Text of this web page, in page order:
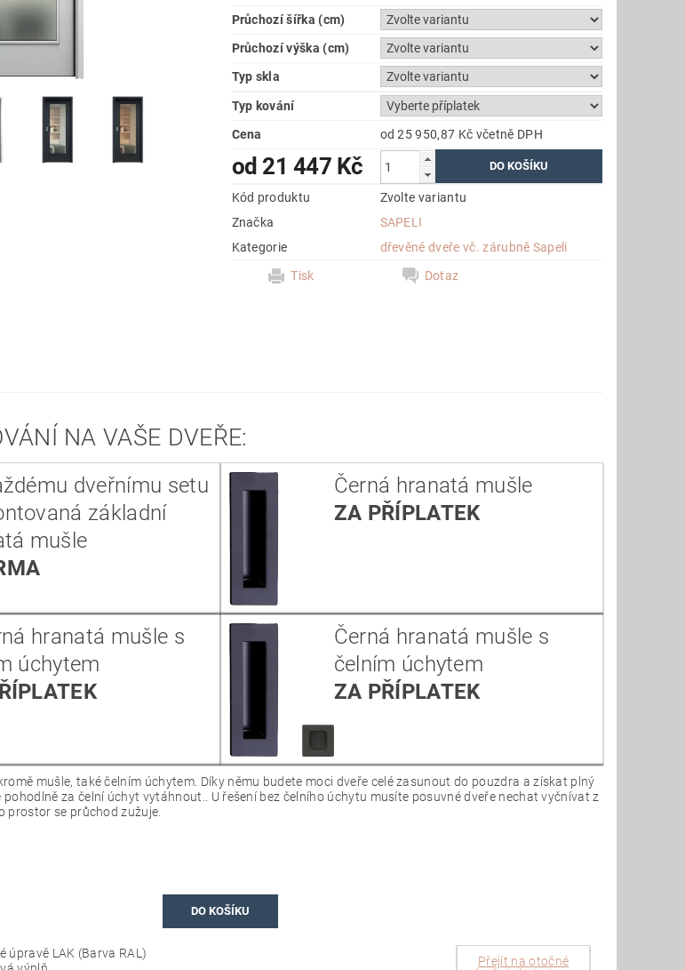
Průchozí šířka (cm)
Průchozí výška (cm)
Typ skla
Typ kování
Cena
od 25 950,87 Kč včetně DPH
od 21 447 Kč
Kód produktu
Zvolte variantu
Značka
SAPELI
Kategorie
dřevěné dveře vč. zárubně Sapeli
Tisk
Dotaz
NA VAŠE DVEŘE:
dveřnímu setu
základní
mušle
Černá hranatá mušle
ZA PŘÍPLATEK
hranatá mušle s
úchytem
Černá hranatá mušle s
čelním úchytem
ZA PŘÍPLATEK
mušle, také čelním úchytem. Díky němu budete moci dveře celé zasunout do pouzdra a získat plný
za čelní úchyt vytáhnout.. U řešení bez čelního úchytu musíte posuvné dveře nechat vyčnívat z
prostor se průchod zužuje.
DO KOŠÍKU
úpravě LAK (Barva RAL)
Přejít naotočné